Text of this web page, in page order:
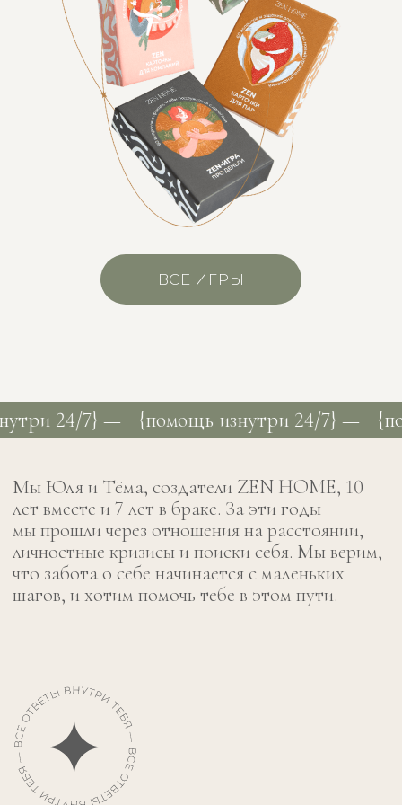
ВСЕ ИГРЫ
7} — {помощь изнутри 24/7} — {помощь
Мы Юля и Тёма, создатели ZEN HOME, 10
мы прошли через отношения на расстоянии,
личностные кризисы и поиски себя. Мы верим,
что забота о себе начинается с маленьких
шагов, и хотим помочь тебе в этом пути.
Тебе не нужен проводник, чтобы быть в
гармонии с собой, близкими и окружающим
миром.
Все ответы внутри тебя. Нужно лишь задать
правильные вопросы, с чем мы и помогаем в